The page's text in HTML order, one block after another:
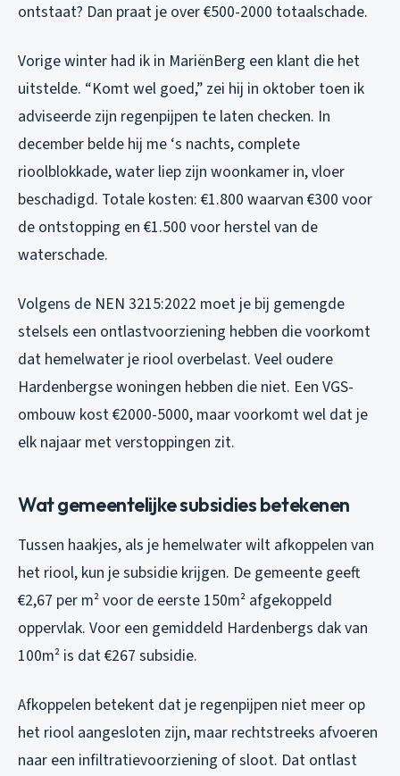
ontstaat? Dan praat je over €500-2000 totaalschade.
Vorige winter had ik in MariënBerg een klant die het
uitstelde. “Komt wel goed,” zei hij in oktober toen ik
adviseerde zijn regenpijpen te laten checken. In
december belde hij me ‘s nachts, complete
rioolblokkade, water liep zijn woonkamer in, vloer
beschadigd. Totale kosten: €1.800 waarvan €300 voor
de ontstopping en €1.500 voor herstel van de
waterschade.
Volgens de NEN 3215:2022 moet je bij gemengde
stelsels een ontlastvoorziening hebben die voorkomt
dat hemelwater je riool overbelast. Veel oudere
Hardenbergse woningen hebben die niet. Een VGS-
ombouw kost €2000-5000, maar voorkomt wel dat je
elk najaar met verstoppingen zit.
Wat gemeentelijke subsidies betekenen
Tussen haakjes, als je hemelwater wilt afkoppelen van
het riool, kun je subsidie krijgen. De gemeente geeft
€2,67 per m² voor de eerste 150m² afgekoppeld
oppervlak. Voor een gemiddeld Hardenbergs dak van
100m² is dat €267 subsidie.
Afkoppelen betekent dat je regenpijpen niet meer op
het riool aangesloten zijn, maar rechtstreeks afvoeren
naar een infiltratievoorziening of sloot. Dat ontlast